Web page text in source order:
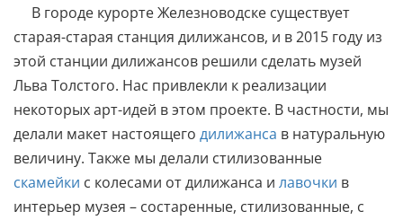
В городе курорте Железноводске существует
старая-старая станция дилижансов, и в 2015 году из
этой станции дилижансов решили сделать музей
Льва Толстого. Нас привлекли к реализации
некоторых арт-идей в этом проекте. В частности, мы
делали макет настоящего дилижанса в натуральную
величину. Также мы делали стилизованные
скамейки с колесами от дилижанса и лавочки в
интерьер музея – состаренные, стилизованные, с